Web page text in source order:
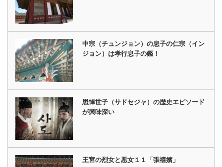
中宗（チュンジョン）の息子の仁宗（イン
ジョン）は孝行息子の鑑！
思悼世子（サドセジャ）の歴史エピソード
が興味深い
王宮の烈女と悪女１１「張禧嬪」